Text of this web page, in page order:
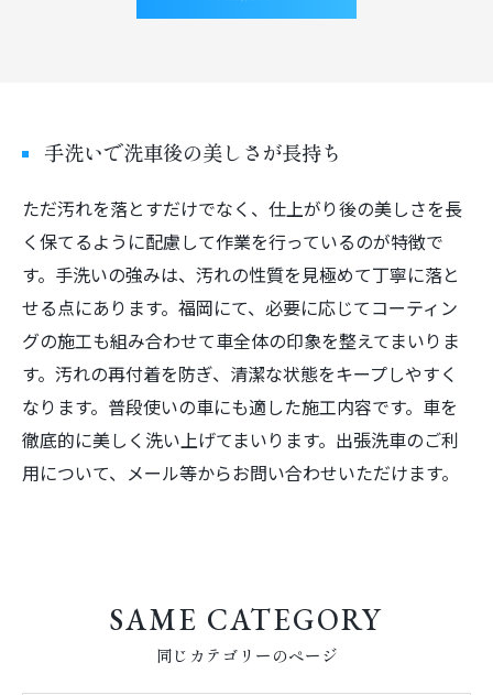
手洗いで洗車後の美しさが長持ち
ただ汚れを落とすだけでなく、仕上がり後の美しさを長
く保てるように配慮して作業を行っているのが特徴で
す。手洗いの強みは、汚れの性質を見極めて丁寧に落と
せる点にあります。福岡にて、必要に応じてコーティン
グの施工も組み合わせて車全体の印象を整えてまいりま
す。汚れの再付着を防ぎ、清潔な状態をキープしやすく
なります。普段使いの車にも適した施工内容です。車を
徹底的に美しく洗い上げてまいります。出張洗車のご利
用について、メール等からお問い合わせいただけます。
同じカテゴリーのページ
SAME CATEGORY